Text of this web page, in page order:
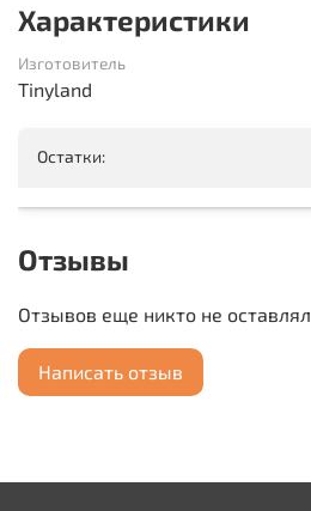
Характеристики
Изготовитель
Tinyland
Остатки:
Отзывы
Отзывов еще никто не оставлял
Написать отзыв